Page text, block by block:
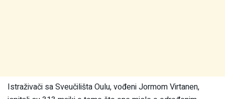
Istraživači sa Sveučilišta Oulu, vođeni Jormom Virtanen,